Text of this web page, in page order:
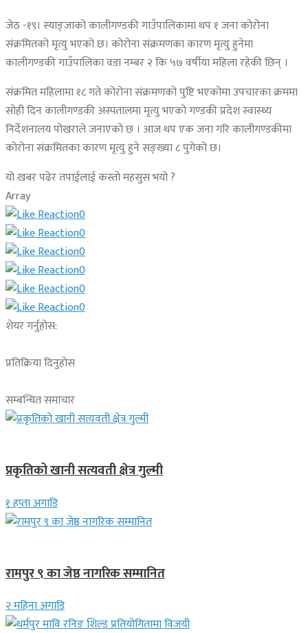
जेठ -१९। स्याङ्जाको कालीगण्डकी गाउँपालिकामा थप १ जना कोरोना
संक्रमितको मृत्यु भएको छ। कोरोना संक्रमणका कारण मृत्यु हुनेमा
कालीगण्डकी गाउँपालिका वडा नम्बर २ कि ५७ वर्षीया महिला रहेकी छिन् ।
संक्रमित महिलामा १८ गते कोरोना संक्रमणको पुष्टि भएकोमा उपचारका क्रममा
सोही दिन कालीगण्डकी अस्पतालमा मृत्यु भएको गण्डकी प्रदेश स्वास्थ्य
निर्देशनालय पोखराले जनाएको छ । आज थप एक जना गरि कालीगण्डकीमा
कोरोना संक्रमितका कारण मृत्यु हुने सङ्ख्या ८ पुगेको छ।
यो खबर पढेर तपाईलाई कस्तो महसुस भयो ?
Array
0
0
0
0
0
0
शेयर गर्नुहोस:
प्रतिक्रिया दिनुहोस
सम्बन्धित समाचार
प्रकृतिको खानी सत्यवती क्षेत्र गुल्मी
१ हप्ता अगाडि
रामपुर ९ का जेष्ठ नागरिक सम्मानित
२ महिना अगाडि